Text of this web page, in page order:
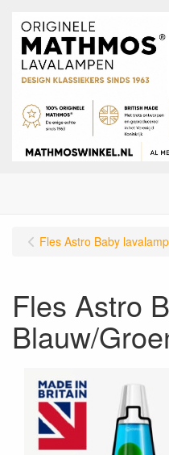
Fles Astro Baby lavalamp
Fles Astro
Blauw/